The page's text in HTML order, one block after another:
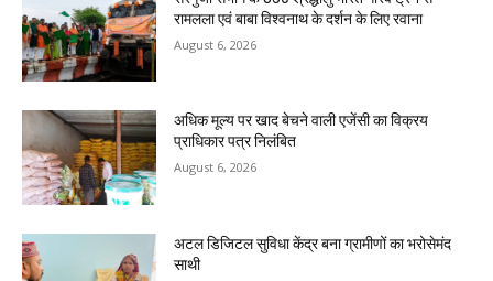
रामलला एवं बाबा विश्वनाथ के दर्शन के लिए रवाना
August 6, 2026
अधिक मूल्य पर खाद बेचने वाली एजेंसी का विक्रय
प्राधिकार पत्र निलंबित
August 6, 2026
अटल डिजिटल सुविधा केंद्र बना ग्रामीणों का भरोसेमंद
साथी